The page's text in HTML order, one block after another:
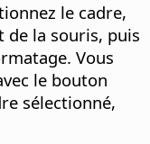
le cadre,
de la souris, puis
Vous
le bouton
sélectionné,